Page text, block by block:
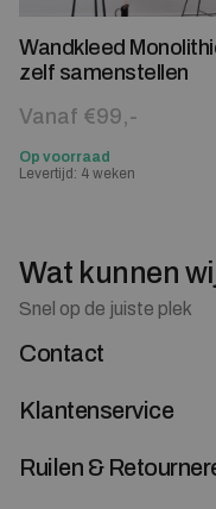
Wandkleed
zelf samenstellen
Vanaf €99,-
Op voorraad
Levertijd: 4 weken
Wat kunnen
Snel op de juiste plek
Contact
Klantenservice
Ruilen &